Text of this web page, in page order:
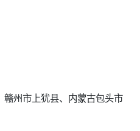
州市上犹县、内蒙古包头市